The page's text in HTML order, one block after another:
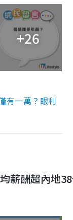
+26
有一萬？眼利
薪酬超內地